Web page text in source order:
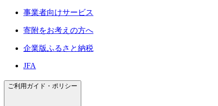
事業者向けサービス
寄附をお考えの方へ
企業版ふるさと納税
JFA
ご利用ガイド・ポリシー